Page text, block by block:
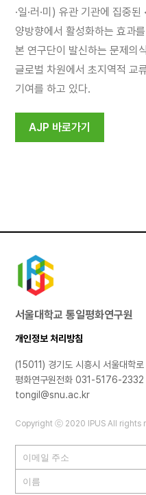
·일·러·미) 유관 기관에 집중
양방향에서 활성화하는 효과
본 연구단이 발신하는 문제의
글로벌 차원에서 초지역적 교
기여를 하고 있다.
AJP 바로가기
서울대학교 통일평화연구원
개인정보 처리방침
(15011) 경기도 시흥시 서울대학
평화연구원전화 031-5176-
tongil@snu.ac.kr
Copyright ⓒ 2020 IPUS All rights